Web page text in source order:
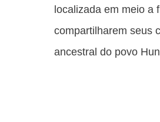
localizada em meio a
compartilharem seus
ancestral do povo